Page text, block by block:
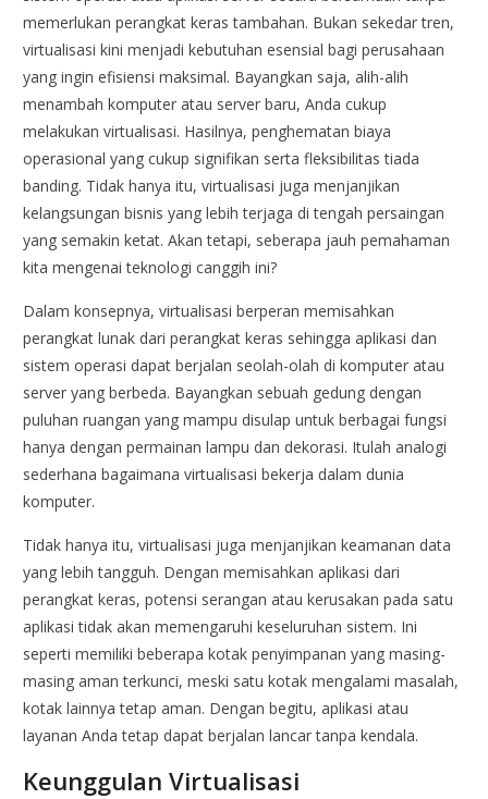
memerlukan perangkat keras tambahan. Bukan sekedar tren,
virtualisasi kini menjadi kebutuhan esensial bagi perusahaan
yang ingin efisiensi maksimal. Bayangkan saja, alih-alih
menambah komputer atau server baru, Anda cukup
melakukan virtualisasi. Hasilnya, penghematan biaya
operasional yang cukup signifikan serta fleksibilitas tiada
banding. Tidak hanya itu, virtualisasi juga menjanjikan
kelangsungan bisnis yang lebih terjaga di tengah persaingan
yang semakin ketat. Akan tetapi, seberapa jauh pemahaman
kita mengenai teknologi canggih ini?
Dalam konsepnya, virtualisasi berperan memisahkan
perangkat lunak dari perangkat keras sehingga aplikasi dan
sistem operasi dapat berjalan seolah-olah di komputer atau
server yang berbeda. Bayangkan sebuah gedung dengan
puluhan ruangan yang mampu disulap untuk berbagai fungsi
hanya dengan permainan lampu dan dekorasi. Itulah analogi
sederhana bagaimana virtualisasi bekerja dalam dunia
komputer.
Tidak hanya itu, virtualisasi juga menjanjikan keamanan data
yang lebih tangguh. Dengan memisahkan aplikasi dari
perangkat keras, potensi serangan atau kerusakan pada satu
aplikasi tidak akan memengaruhi keseluruhan sistem. Ini
seperti memiliki beberapa kotak penyimpanan yang masing-
masing aman terkunci, meski satu kotak mengalami masalah,
kotak lainnya tetap aman. Dengan begitu, aplikasi atau
layanan Anda tetap dapat berjalan lancar tanpa kendala.
Keunggulan Virtualisasi